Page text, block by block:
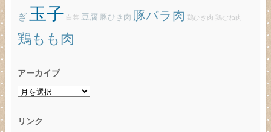
ぎ 玉子 白菜 豆腐 豚ひき肉 豚バラ肉 鶏ひき肉 鶏むね肉
鶏もも肉
アーカイブ
ア
イ
リンク